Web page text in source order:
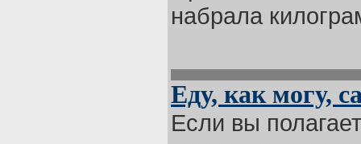
набрала
Еду, как могу,
Если вы